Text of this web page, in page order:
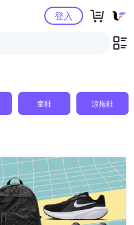
Yahoo購物中心登入
童鞋 涼拖鞋